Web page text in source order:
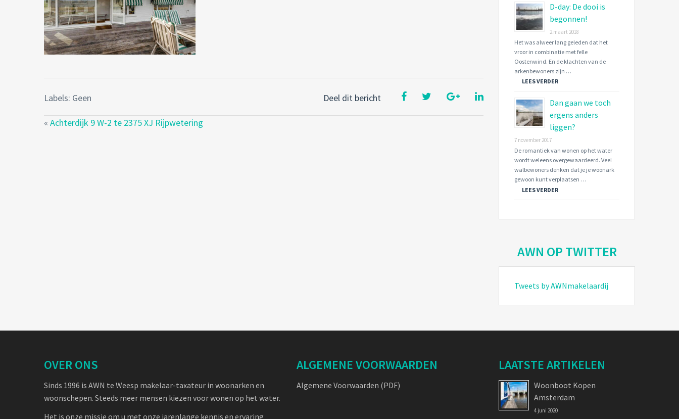
Deel dit bericht
Labels: Geen
« Achterdijk 9 W-2 te 2375 XJ Rijpwetering
D-day: De dooi is
begonnen!
2 maart 2018
Het was alweer lang geleden dat het
vroor in combinatie met felle
Oostenwind. En de klachten van de
arkenbewoners zijn …
LEES VERDER
Dan gaan we toch
ergens anders
liggen?
7 november 2017
De romantiek van wonen op het water
wordt weleens overgewaardeerd. Veel
walbewoners denken dat je je woonark
gewoon kunt verplaatsen …
LEES VERDER
AWN OP TWITTER
Tweets by AWNmakelaardij
OVER ONS
Sinds 1996 is AWN te Weesp makelaar-taxateur in woonarken en
woonschepen. Steeds meer mensen kiezen voor wonen op het water.
Het is onze missie om u met onze jarenlange kennis en ervaring
ALGEMENE VOORWAARDEN
Algemene Voorwaarden (PDF)
LAATSTE ARTIKELEN
Woonboot Kopen
Amsterdam
4 juni 2020